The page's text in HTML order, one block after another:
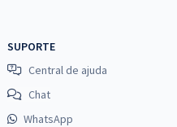
SUPORTE
Central de ajuda
Chat
WhatsApp